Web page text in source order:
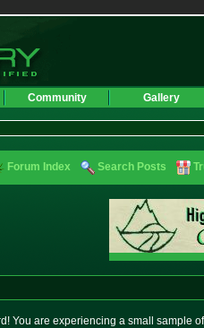
Community Gallery
Forum Index Search Posts
You are experiencing a small sample